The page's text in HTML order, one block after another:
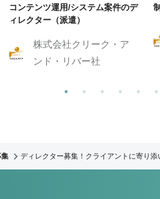
コンテンツ運用/システム案件のデ
ィレクター（派遣）
株式会社クリーク・ア
ンド・リバー社
ディレクター募集！クライアントに寄り